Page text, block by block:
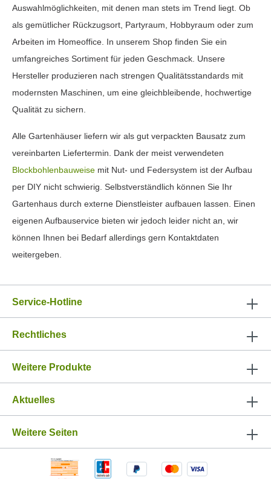
Auswahlmöglichkeiten, mit denen man stets im Trend liegt. Ob
als gemütlicher Rückzugsort, Partyraum, Hobbyraum oder zum
Arbeiten im Homeoffice. In unserem Shop finden Sie ein
umfangreiches Sortiment für jeden Geschmack. Unsere
Hersteller produzieren nach strengen Qualitätsstandards mit
modernsten Maschinen, um eine gleichbleibende, hochwertige
Qualität zu sichern.
Alle Gartenhäuser liefern wir als gut verpackten Bausatz zum
vereinbarten Liefertermin. Dank der meist verwendeten
Blockbohlenbauweise mit Nut- und Federsystem ist der Aufbau
per DIY nicht schwierig. Selbstverständlich können Sie Ihr
Gartenhaus durch externe Dienstleister aufbauen lassen. Einen
eigenen Aufbauservice bieten wir jedoch leider nicht an, wir
können Ihnen bei Bedarf allerdings gern Kontaktdaten
weitergeben.
Service-Hotline
Rechtliches
Weitere Produkte
Aktuelles
Weitere Seiten